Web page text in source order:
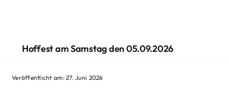
Hoffest am Samstag den 05.09.2026
Veröffentlicht am: 27. Juni 2026